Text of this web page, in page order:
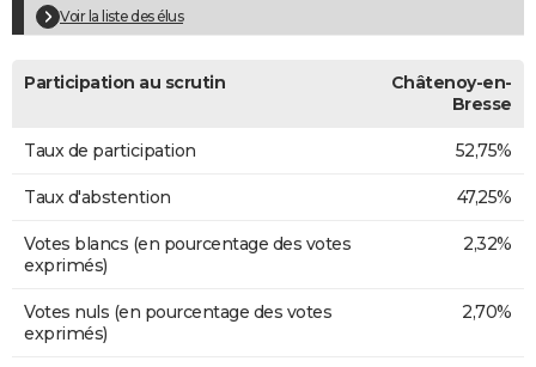
FORUM
Bricolage
Lifestyle
Culture
Sport
Auto
Television
Voyage
Cinema
Voir la liste des élus
Participation au scrutin
Châtenoy-en-
Bresse
Taux de participation 52,75%
Taux d'abstention 47,25%
Votes blancs (en pourcentage des votes
exprimés)
2,32%
Votes nuls (en pourcentage des votes
exprimés)
2,70%